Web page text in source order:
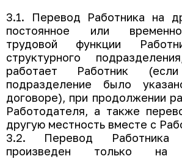
3.1. Перевод Работника на
постоянное или
трудовой функции
структурного
работает Работник (если
подразделение было
договоре), при продолжении
Работодателя, а также
другую местность вместе с
3.2. Перевод
произведен только